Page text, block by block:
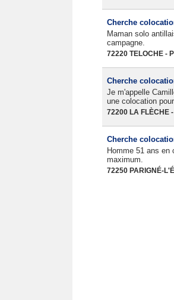
Cherche
Maman solo
campagne.
72220 TELOCHE -
Cherche
Je m'appelle
une colocation
72200 LA FLÈCHE
Cherche
Homme 51 ans en
maximum.
72250 PARIGNÉ-